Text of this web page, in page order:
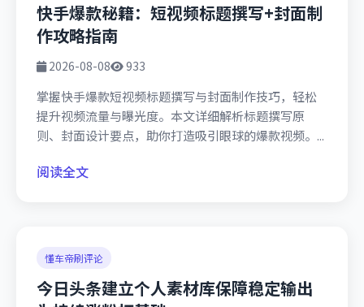
快手爆款秘籍：短视频标题撰写+封面制
作攻略指南
2026-08-08 933
掌握快手爆款短视频标题撰写与封面制作技巧，轻松
提升视频流量与曝光度。本文详细解析标题撰写原
则、封面设计要点，助你打造吸引眼球的爆款视频。...
阅读全文
懂车帝刷评论
今日头条建立个人素材库保障稳定输出